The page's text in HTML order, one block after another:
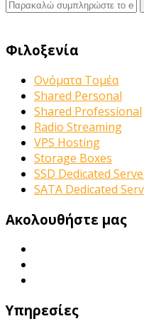
Φιλοξενία
Ονόματα Τομέα
Shared Personal
Shared Professional
Radio Streaming
VPS Hosting
Storage Boxes
SSD Dedicated
SATA Dedicated
Ακολουθήστε μας
Υπηρεσίες